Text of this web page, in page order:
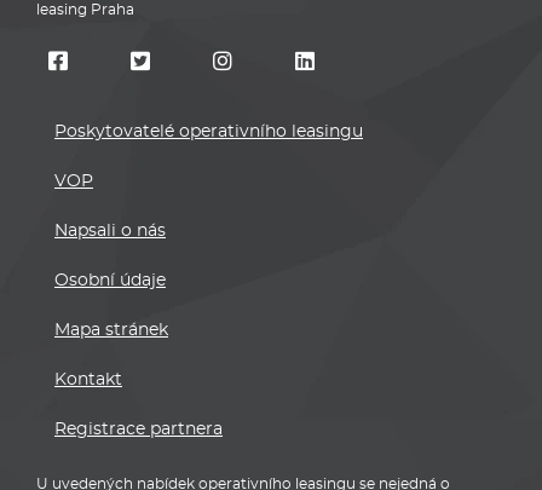
leasing Praha
Poskytovatelé operativního leasingu
VOP
Napsali o nás
Osobní údaje
Mapa stránek
Kontakt
Registrace partnera
U uvedených nabídek operativního leasingu se nejedná o